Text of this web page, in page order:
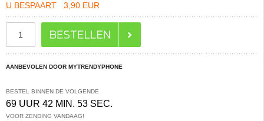
U BESPAART 3,90 EUR
AANBEVOLEN DOOR MYTRENDYPHONE
BESTEL BINNEN DE VOLGENDE
69 UUR 42 MIN. 52 SEC.
VOOR ZENDING VANDAAG!